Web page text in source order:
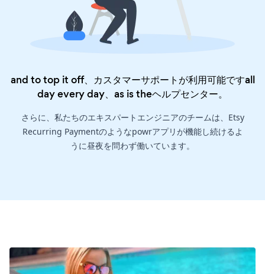
and to top it off、カスタマーサポートが利用可能ですall
day every day、as is theヘルプセンター。
さらに、私たちのエキスパートエンジニアのチームは、Etsy
Recurring Paymentのようなpowrアプリが機能し続けるよ
うに昼夜を問わず働いています。